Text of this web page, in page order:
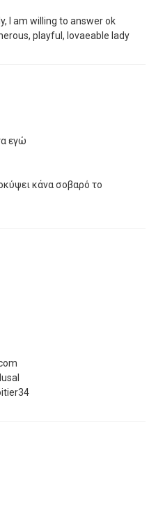
I am willing to answer ok
playful, lovaeable lady
εγώ
κάνα σοβαρό το